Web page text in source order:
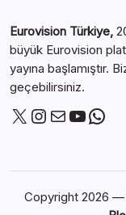
Eurovision Türkiye,
büyük Eurovision
yayına başlamıştır.
geçebilirsiniz.
Copyright 2026 —